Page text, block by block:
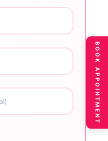
BOOK APPOINTMENT